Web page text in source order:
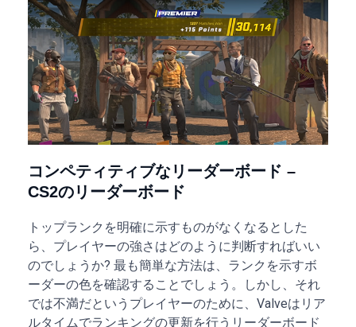
コンペティティブなリーダーボード –
CS2のリーダーボード
トップランクを明確に示すものがなくなるとした
ら、プレイヤーの強さはどのように判断すればいい
のでしょうか? 最も簡単な方法は、ランクを示すボ
ーダーの色を確認することでしょう。しかし、それ
では不満だというプレイヤーのために、Valveはリア
ルタイムでランキングの更新を行うリーダーボード